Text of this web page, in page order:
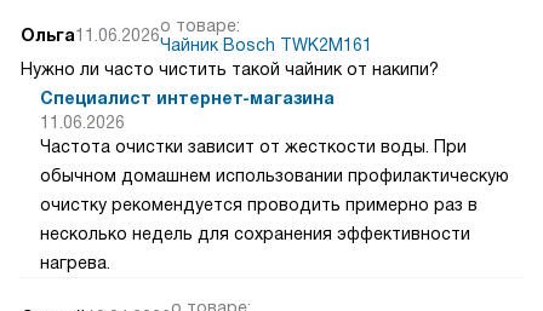
Ольга11.06.2026о товаре:
Чайник Bosch TWK2M161
Нужно ли часто чистить такой чайник от накипи?
Специалист интернет-магазина
11.06.2026
Частота очистки зависит от жесткости воды. При
обычном домашнем использовании профилактическую
очистку рекомендуется проводить примерно раз в
несколько недель для сохранения эффективности
нагрева.